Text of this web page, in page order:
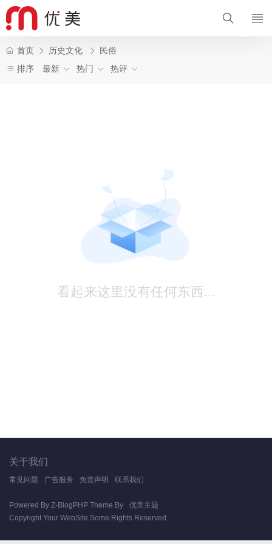
首页 历史文化
民俗
排序
最新 热门 热评
看起来这里没有任何东西...
关于我们
常见问题 广告服务 免责声明 联系我们
Powered By Z-BlogPHP Theme By
优美主题
Copyright Your WebSite.Some Rights Reserved.